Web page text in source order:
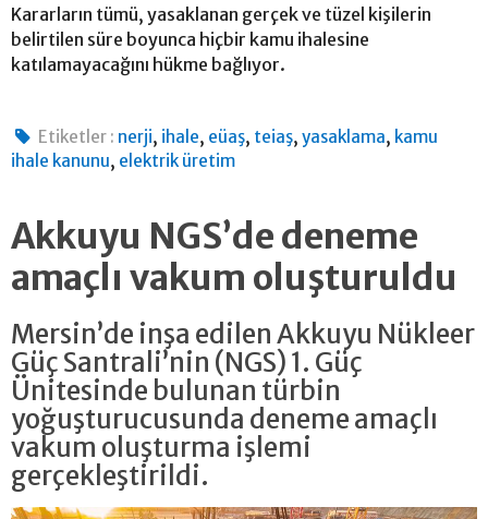
Kararların tümü, yasaklanan gerçek ve tüzel kişilerin
belirtilen süre boyunca hiçbir kamu ihalesine
katılamayacağını hükme bağlıyor.
Etiketler : nerji, ihale, eüaş, teiaş,yasaklama, kamu
ihale kanunu, elektrik üretim
Akkuyu NGS’de deneme
amaçlı vakum oluşturuldu
Mersin’de inşa edilen Akkuyu Nükleer
Güç Santrali’nin (NGS) 1. Güç
Ünitesinde bulunan türbin
yoğuşturucusunda deneme amaçlı
vakum oluşturma işlemi
gerçekleştirildi.